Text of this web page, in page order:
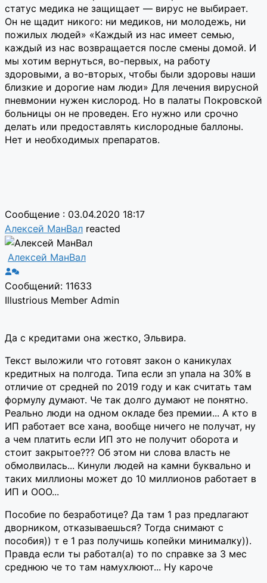
статус медика не защищает — вирус не выбирает.
Он не щадит никого: ни медиков, ни молодежь, ни
пожилых людей» «Каждый из нас имеет семью,
каждый из нас возвращается после смены домой. И
мы хотим вернуться, во-первых, на работу
здоровыми, а во-вторых, чтобы были здоровы наши
близкие и дорогие нам люди» Для лечения вирусной
пневмонии нужен кислород. Но в палаты Покровской
больницы он не проведен. Его нужно или срочно
делать или предоставлять кислородные баллоны.
Нет и необходимых препаратов.
Сообщение : 03.04.2020 18:17
Алексей МанВал reacted
Алексей МанВал
Сообщений: 11633
Illustrious Member Admin
Да с кредитами она жестко, Эльвира.
Текст выложили что готовят закон о каникулах
кредитных на полгода. Типа если зп упала на 30% в
отличие от средней по 2019 году и как считать там
формулу думают. Че так долго думают не понятно.
Реально люди на одном окладе без премии... А кто в
ИП работает все хана, вообще ничего не получат, ну
а чем платить если ИП это не получит оборота и
стоит закрытое??? Об этом ни слова власть не
обмолвилась... Кинули людей на камни буквально и
таких миллионы может до 10 миллионов работает в
ИП и ООО...
Пособие по безработице? Да там 1 раз предлагают
дворником, отказываешься? Тогда снимают с
пособия)) т е 1 раз получишь копейки минималку)).
Правда если ты работал(а) то по справке за 3 мес
среднюю че то там намухлюют... Ну кароче